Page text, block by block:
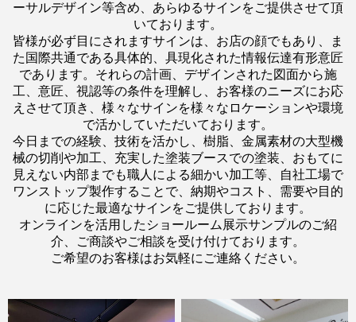
ーサルデザイン等含め、あらゆるサインをご提供させて頂
いております。
皆様が必ず目にされますサインは、お店の顔でもあり、ま
た国際共通である具体的、具現化された情報伝達有形意匠
であります。それらの計画、デザインされた図面から施
工、意匠、視認等の条件を理解し、お客様のニーズにお応
えさせて頂き、様々なサインを様々なロケーションや環境
で活かしていただいております。
今日までの経験、技術を活かし、樹脂、金属素材の大型機
械の切削や加工、充実した塗装ブースでの塗装、おもてに
見えない内部までも職人による細かい加工等、自社工場で
ワンストップ製作することで、納期やコスト、需要や目的
に応じた最適なサインをご提供しております。
オンラインを活用したショールーム展示サンプルのご紹
介、ご商談やご相談を受け付けております。
ご希望のお客様はお気軽にご連絡ください。